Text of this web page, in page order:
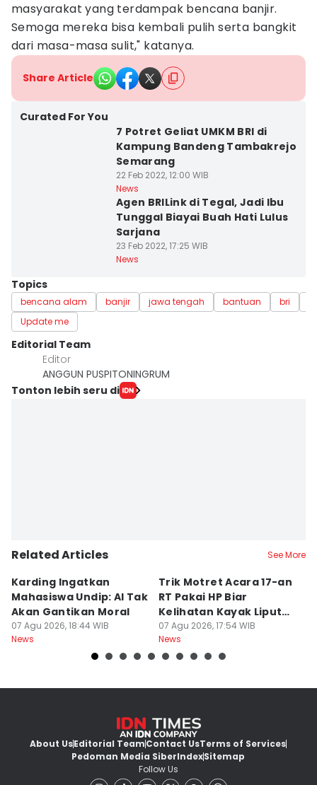
masyarakat yang terdampak bencana banjir.
Semoga mereka bisa kembali pulih serta bangkit
dari masa-masa sulit," katanya.
Share Article
Curated For You
7 Potret Geliat UMKM BRI di
Kampung Bandeng Tambakrejo
Semarang
22 Feb 2022, 12:00 WIB
News
Agen BRILink di Tegal, Jadi Ibu
Tunggal Biayai Buah Hati Lulus
Sarjana
23 Feb 2022, 17:25 WIB
News
Topics
bencana alam banjir jawa tengah bantuan bri
Update me
Editorial Team
Editor
ANGGUN PUSPITONINGRUM
Tonton lebih seru di
Related Articles See More
Karding Ingatkan
Mahasiswa Undip: AI Tak
Akan Gantikan Moral
07 Agu 2026, 18:44 WIB
News
Trik Motret Acara 17-an
RT Pakai HP Biar
Kelihatan Kayak Liputan
Festival Nasional
07 Agu 2026, 17:54 WIB
News
About UsEditorial TeamContact UsTerms of Services
Pedoman Media SiberIndexSitemap
Follow Us